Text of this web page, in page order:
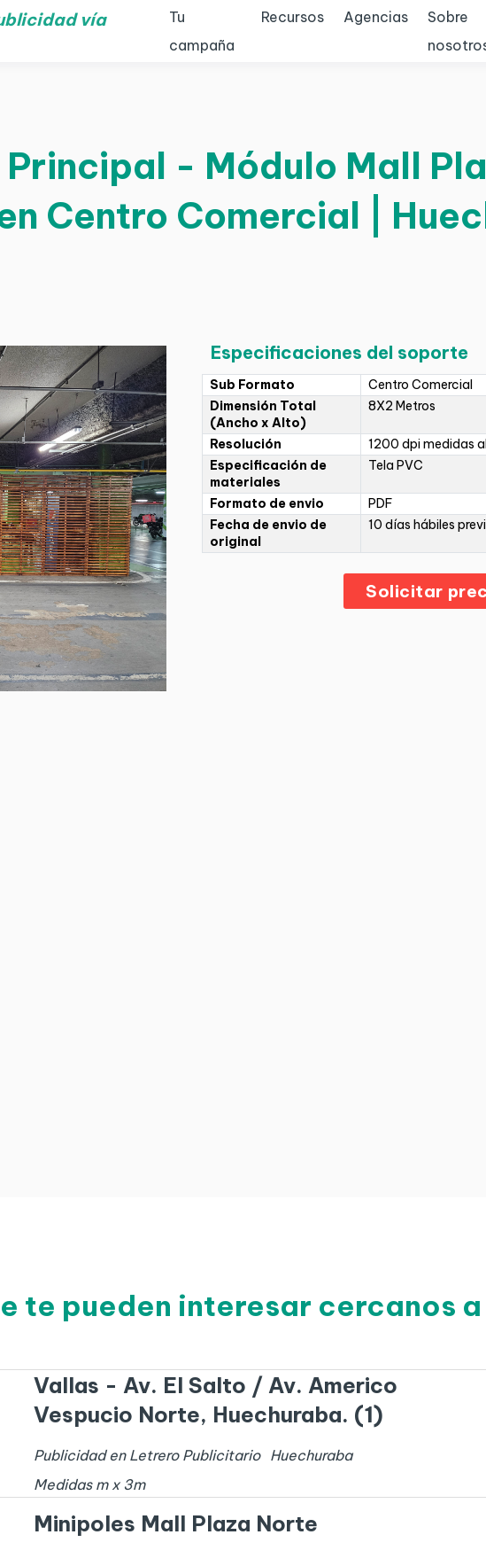
vía
Tu
campaña
Recursos Agencias
Sobre
- Módulo Mall
Centro Comercial |
Especificaciones del soporte
Sub Formato
Centro Comercial
Dimensión Total
(Ancho x Alto)
8X2 Metros
Resolución
1200 dpi medidas
Especificación de
materiales
Tela PVC
Formato de envio
PDF
Fecha de envio de
original
10 días hábiles
Solicitar
te pueden interesar cercanos
Vallas - Av. El Salto / Av. Americo
Vespucio Norte, Huechuraba. (1)
Publicidad en Letrero Publicitario Huechuraba
Medidas m x 3m
Minipoles Mall Plaza Norte